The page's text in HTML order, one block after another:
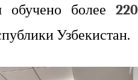
обучено более220
Узбекистан.